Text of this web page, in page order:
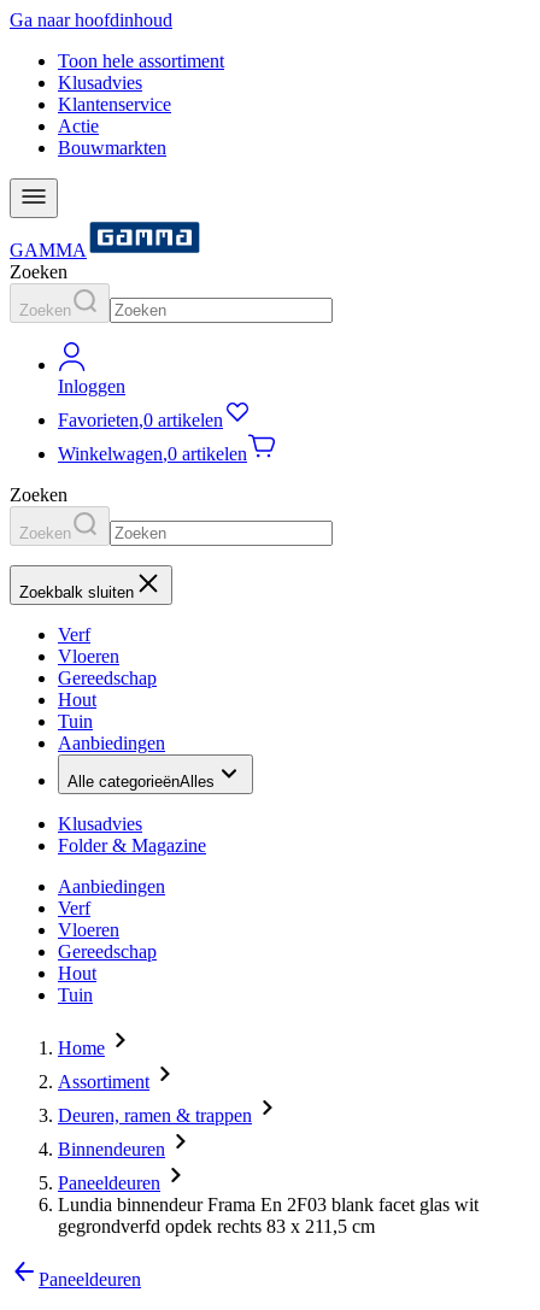
Ga naar hoofdinhoud
Toon hele assortiment
Klusadvies
Klantenservice
Actie
Bouwmarkten
GAMMA
Zoeken
Zoeken
Inloggen
Favorieten,0 artikelen
Winkelwagen,0 artikelen
Zoeken
Zoeken
Zoekbalk sluiten
Verf
Vloeren
Gereedschap
Hout
Tuin
Aanbiedingen
Alle categorieënAlles
Klusadvies
Folder & Magazine
Aanbiedingen
Verf
Vloeren
Gereedschap
Hout
Tuin
Home
Assortiment
Deuren, ramen & trappen
Binnendeuren
Paneeldeuren
Lundia binnendeur Frama En 2F03 blank facet glas wit
gegrondverfd opdek rechts 83 x 211,5 cm
Paneeldeuren